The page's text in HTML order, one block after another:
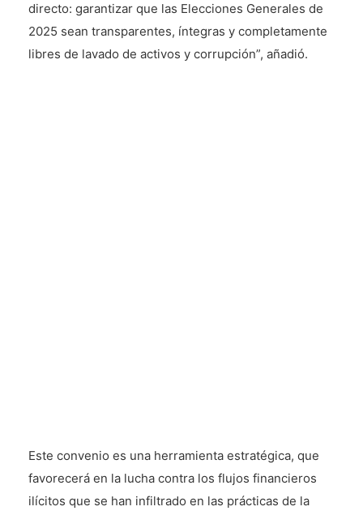
directo: garantizar que las Elecciones Generales de
2025 sean transparentes, íntegras y completamente
libres de lavado de activos y corrupción”, añadió.
Este convenio es una herramienta estratégica, que
favorecerá en la lucha contra los flujos financieros
ilícitos que se han infiltrado en las prácticas de la